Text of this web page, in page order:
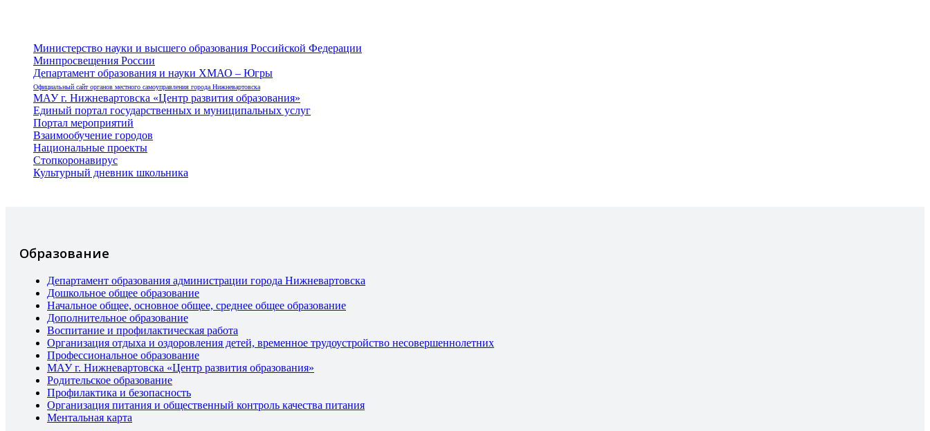
Министерство науки и высшего образования Российской Федерации
Минпросвещения России
Департамент образования и науки ХМАО – Югры
Официальный сайт органов местного самоуправления города Нижневартовска
МАУ г. Нижневартовска «Центр развития образования»
Единый портал государственных и муниципальных услуг
Портал мероприятий
Взаимообучение городов
Национальные проекты
Стопкоронавирус
Культурный дневник школьника
Образование
Департамент образования администрации города Нижневартовска
Дошкольное общее образование
Начальное общее, основное общее, среднее общее образование
Дополнительное образование
Воспитание и профилактическая работа
Организация отдыха и оздоровления детей, временное трудоустройство несовершеннолетних
Профессиональное образование
МАУ г. Нижневартовска «Центр развития образования»
Родительское образование
Профилактика и безопасность
Организация питания и общественный контроль качества питания
Ментальная карта